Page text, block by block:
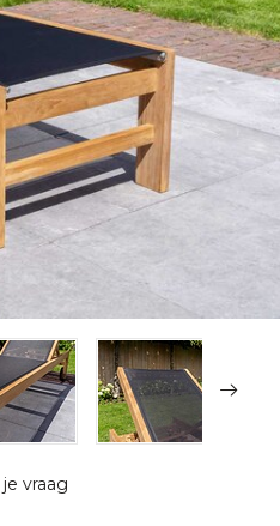
vraag